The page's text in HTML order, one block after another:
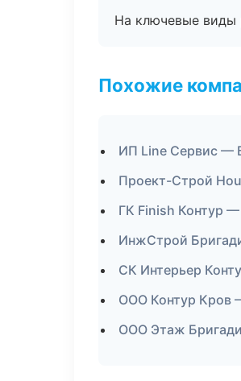
На ключевые виды
Похожие
ИП Line Сервис —
Проект-Строй
ГК Finish Контур
ИнжСтрой
СК Интерьер
ООО Контур Кров
ООО Этаж